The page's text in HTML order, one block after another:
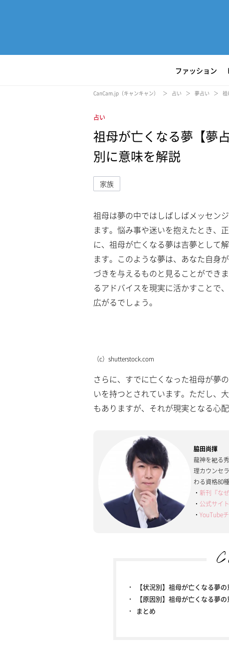
ファッション
CanCam.jp（キャンキャン） 占い 夢占い 祖
占い
祖母が亡くなる夢【夢
別に意味を解説
家族
U
m
t
/
L
o
a
d
e
d
:
4
1
6
%
祖母は夢の中ではしばしばメッセン
ます。悩み事や迷いを抱えたとき、
に、祖母が亡くなる夢は吉夢として
ます。このような夢は、あなた自身
づきを与えるものと見ることができ
るアドバイスを現実に活かすことで
広がるでしょう。
（c）shutterstock.com
さらに、すでに亡くなった祖母が夢
いを持つとされています。ただし、
もありますが、それが現実となる心
脇田尚揮
龍神を祀る
理カウンセ
わる資格80
・新刊『な
・ 公式サイト
・YouTube
【状況別】祖母が亡くなる夢
【原因別】祖母が亡くなる夢
まとめ